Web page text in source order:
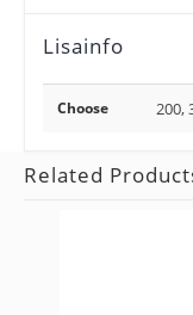
Lisainfo
Choose 200,
Related